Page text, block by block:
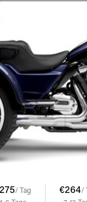
/ Tag
€264/